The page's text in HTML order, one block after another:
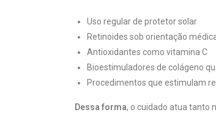
Uso regular de protetor solar
Retinoides sob orientação
Antioxidantes como vitamina C
Bioestimuladores de colágeno
Procedimentos que estimulam
Dessa forma, o cuidado atua tanto